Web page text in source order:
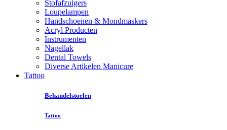
Stofafzuigers
Loupelampen
Handschoenen & Mondmaskers
Acryl Producten
Instrumenten
Nagellak
Dental Towels
Diverse Artikelen Manicure
Tattoo
Behandelstoelen
Tattoo